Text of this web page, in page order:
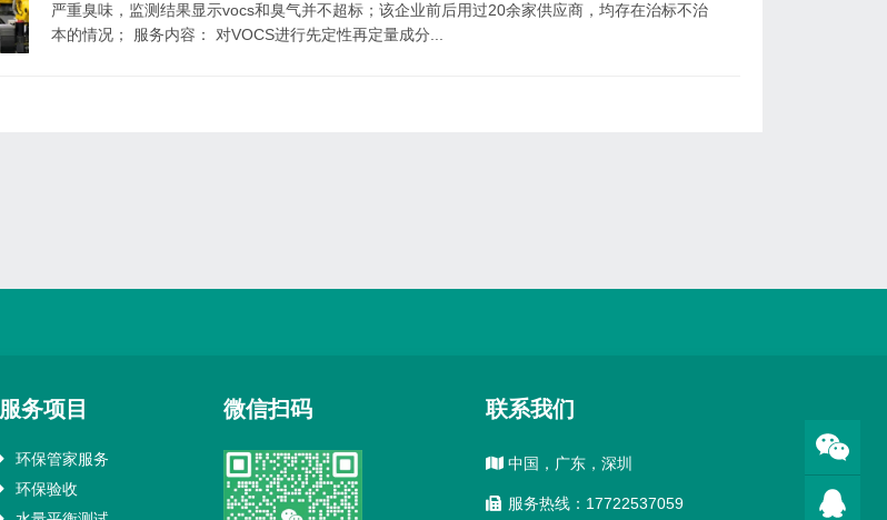
严重臭味，监测结果显示vocs和臭气并不超标；该企业前后用过20余家供应商，均存在治标不治
本的情况； 服务内容： 对VOCS进行先定性再定量成分...
服务项目
环保管家服务
环保验收
微信扫码 联系我们
中国，广东，深圳
服务热线：17722537059